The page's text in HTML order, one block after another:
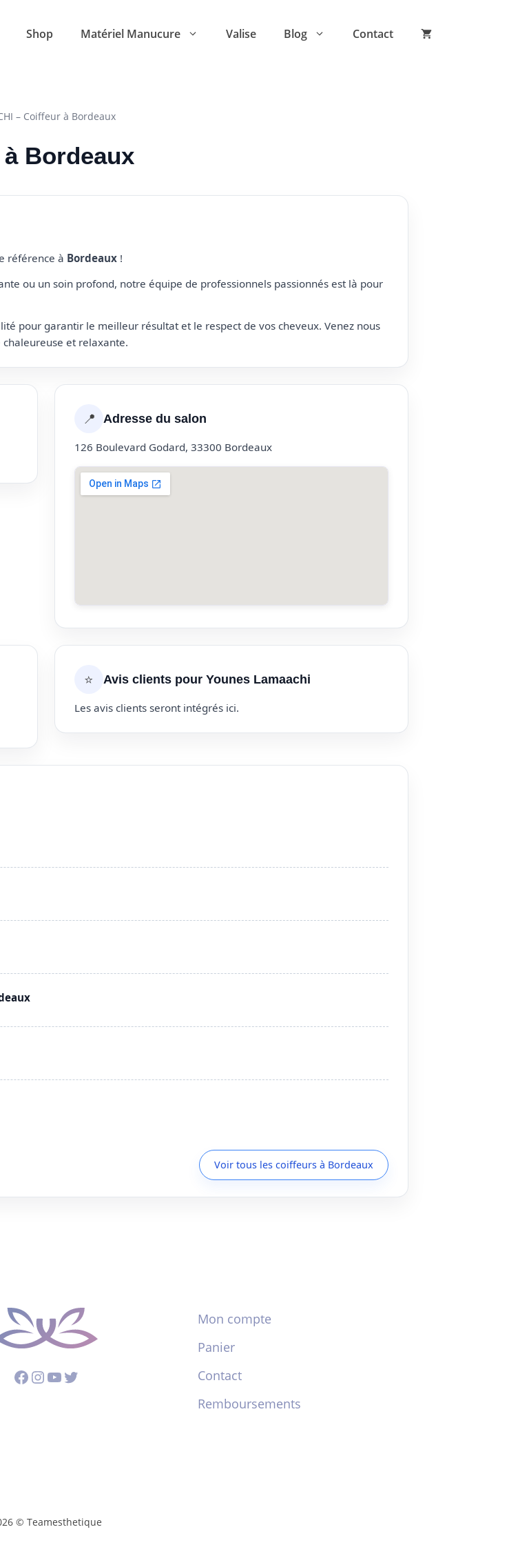
Shop Matériel Manucure Valise Blog Contact
– Coiffeur à Bordeaux
Bordeaux
référence à Bordeaux !
ou un soin profond, notre équipe de professionnels passionnés est là pour
pour garantir le meilleur résultat et le respect de vos cheveux. Venez nous
et relaxante.
📍 Adresse du salon
126 Boulevard Godard, 33300 Bordeaux
⭐ Avis clients pour Younes Lamaachi
Les avis clients seront intégrés ici.
Voir tous les coiffeurs à Bordeaux
Facebook
Instagram
YouTube
Twitter
Mon compte
Panier
Contact
Remboursements
© Teamesthetique